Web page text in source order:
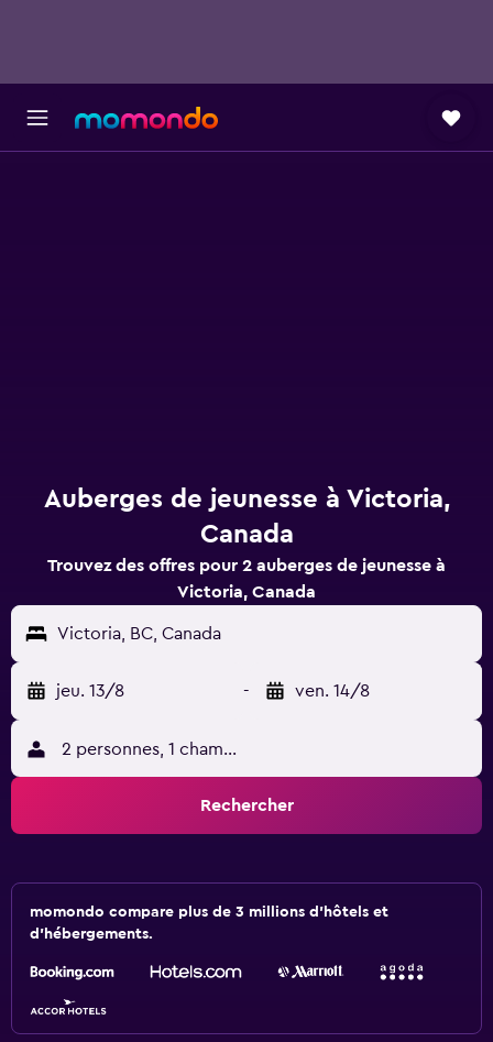
Auberges de jeunesse à Victoria,
Canada
Trouvez des offres pour 2 auberges de jeunesse à
Victoria, Canada
Victoria, BC, Canada
jeu. 13/8 - ven. 14/8
2 personnes, 1 chambre
Rechercher
momondo compare plus de 3 millions d'hôtels et
d'hébergements.